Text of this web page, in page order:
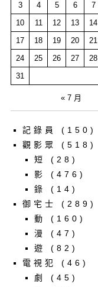
3
4 5 6 7
10
11 12 13 14
17
18 19 20 21
24
25 26 27 28
31
« 7 月
記錄員
(150)
觀影眾
(518)
短
(28)
影
(476)
錄
(14)
御宅士
(289)
動
(160)
漫
(47)
遊
(82)
電視犯
(46)
劇
(45)